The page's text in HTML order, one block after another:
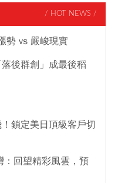
/ HOT NEWS /
勢 vs 嚴峻現實
後群創」成最後稻
鎖定美日頂級客戶切
回望精彩風雲，預